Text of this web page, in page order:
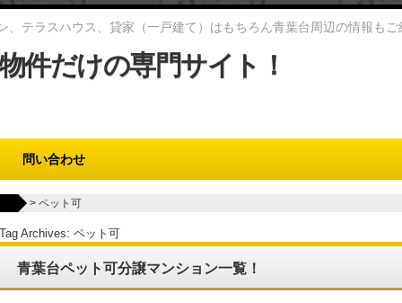
、テラスハウス、貸家（一戸建て）はもちろん青葉台周辺の情報も
件だけの専門サイト！
問い合わせ
> ペット可
Tag Archives: ペット可
青葉台ペット可分譲マンション一覧！